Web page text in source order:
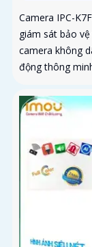
Camera IPC-
giám sát bảo
camera không
động thông